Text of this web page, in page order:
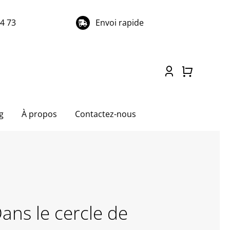
73 Envoi rapide
À propos Contactez-nous
le cercle de